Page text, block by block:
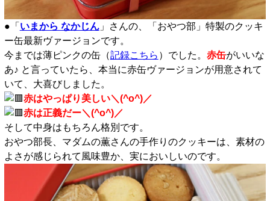
●「 いまから なかじん」さんの、「おやつ部」特製のクッキ
ー缶最新ヴァージョンです。
今までは薄ピンクの缶（記録こちら ）でした。 赤缶がいいな
あ♪ と言っていたら、本当に赤缶ヴァージョンが用意されて
いて、大喜びしました。
赤はやっぱり美しい＼(^o^)／
赤は正義だー＼(^o^)／
そして中身はもちろん格別です。
おやつ部長、マダムの薫さんの手作りのクッキーは、素材の
よさが感じられて風味豊か、実においしいのです。